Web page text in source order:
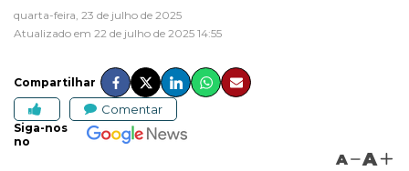
quarta-feira, 23 de julho de 2025
Atualizado em 22 de julho de 2025 14:55
Compartilhar
Comentar
Siga-nos
no
A A